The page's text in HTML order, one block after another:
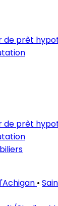
de prêt
de prêt
•